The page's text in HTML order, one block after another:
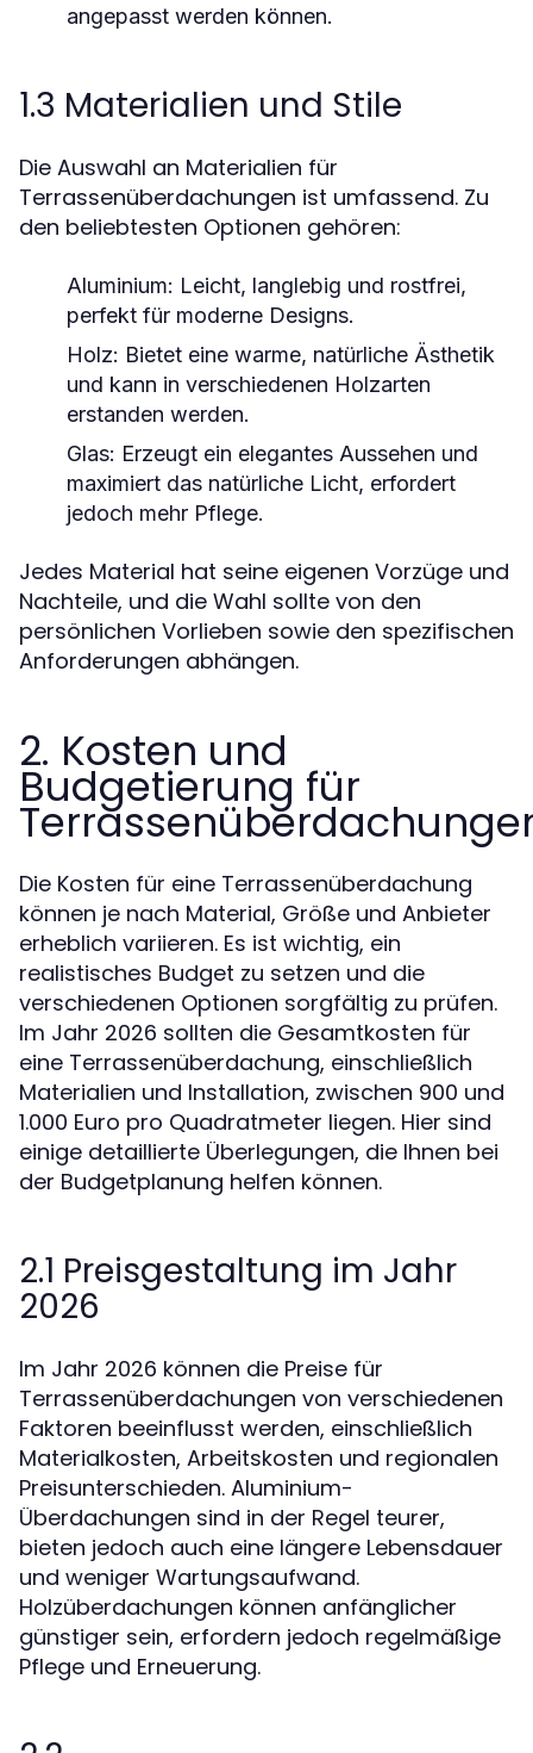
angepasst werden können.
1.3 Materialien und Stile
Die Auswahl an Materialien für
Terrassenüberdachungen ist umfassend. Zu
den beliebtesten Optionen gehören:
Aluminium: Leicht, langlebig und rostfrei,
perfekt für moderne Designs.
Holz: Bietet eine warme, natürliche Ästhetik
und kann in verschiedenen Holzarten
erstanden werden.
Glas: Erzeugt ein elegantes Aussehen und
maximiert das natürliche Licht, erfordert
jedoch mehr Pflege.
Jedes Material hat seine eigenen Vorzüge und
Nachteile, und die Wahl sollte von den
persönlichen Vorlieben sowie den spezifischen
Anforderungen abhängen.
2. Kosten und
Budgetierung für
Die Kosten für eine Terrassenüberdachung
können je nach Material, Größe und Anbieter
erheblich variieren. Es ist wichtig, ein
realistisches Budget zu setzen und die
verschiedenen Optionen sorgfältig zu prüfen.
Im Jahr 2026 sollten die Gesamtkosten für
eine Terrassenüberdachung, einschließlich
Materialien und Installation, zwischen 900 und
1.000 Euro pro Quadratmeter liegen. Hier sind
einige detaillierte Überlegungen, die Ihnen bei
der Budgetplanung helfen können.
2.1 Preisgestaltung im Jahr
2026
Im Jahr 2026 können die Preise für
Terrassenüberdachungen von verschiedenen
Faktoren beeinflusst werden, einschließlich
Materialkosten, Arbeitskosten und regionalen
Preisunterschieden. Aluminium-
Überdachungen sind in der Regel teurer,
bieten jedoch auch eine längere Lebensdauer
und weniger Wartungsaufwand.
Holzüberdachungen können anfänglicher
günstiger sein, erfordern jedoch regelmäßige
Pflege und Erneuerung.